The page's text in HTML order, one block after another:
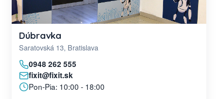
Dúbravka
Saratovská 13, Bratislava
0948 262 555
fixit@fixit.sk
Pon-Pia: 10:00 - 18:00